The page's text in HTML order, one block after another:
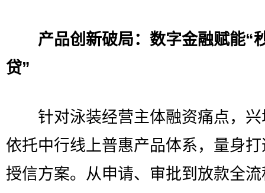
产品创新破局：数字金融赋能“
贷”
针对泳装经营主体融资痛点，兴
依托中行线上普惠产品体系，量身
授信方案。从申请、审批到放款全